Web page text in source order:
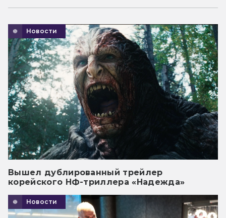
Новости
Вышел дублированный трейлер
корейского НФ-триллера «Надежда»
Новости